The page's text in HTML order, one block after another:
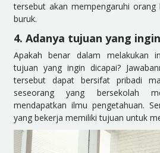
tersebut akan mempengaruhi
buruk.
4. Adanya tujuan yang
Apakah benar dalam melakukan
tujuan yang ingin dicapai?
tersebut dapat bersifat pribadi
seseorang yang bersekolah
mendapatkan ilmu pengetahuan.
yang bekerja memiliki tujuan untuk